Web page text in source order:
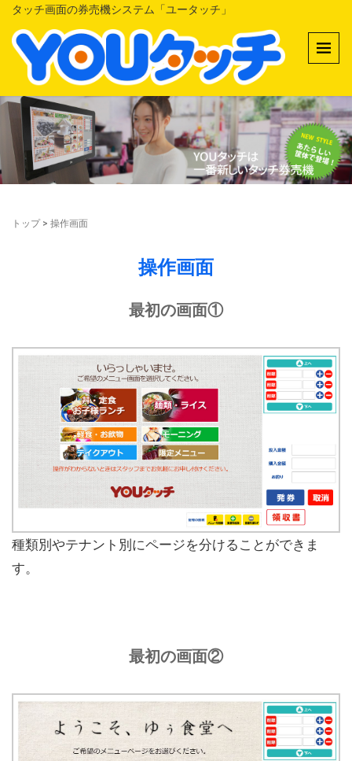
タッチ画面の券売機システム「ユータッチ」
トップ> 操作画面
操作画面
最初の画面①
種類別やテナント別にページを分けることができま
す。
最初の画面②